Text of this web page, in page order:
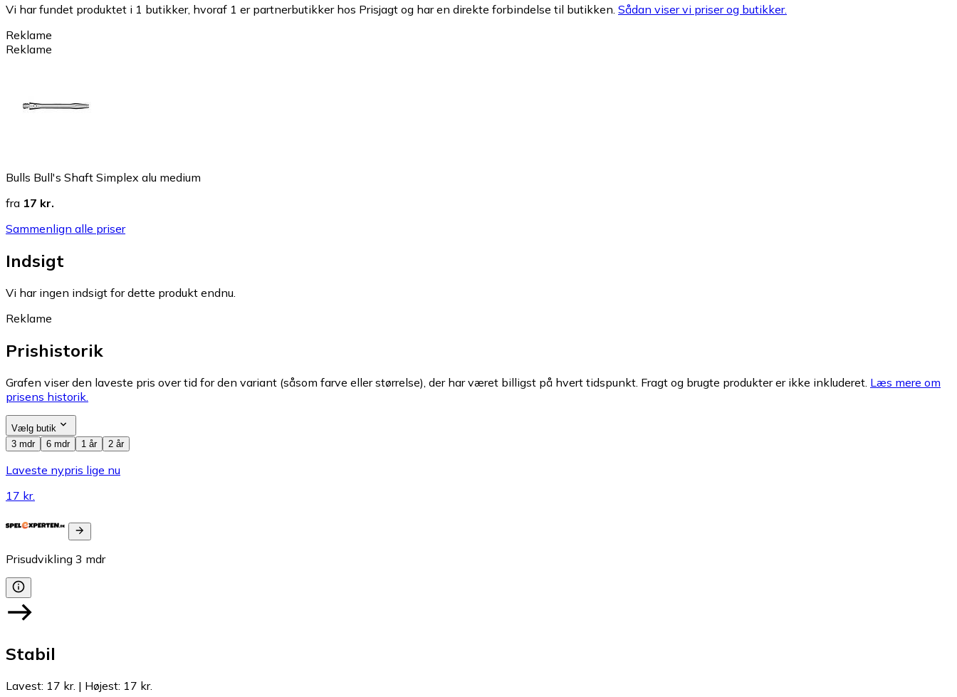
Vi har fundet produktet i 1 butikker, hvoraf 1 er partnerbutikker hos Prisjagt og har en direkte forbindelse til butikken. Sådan viser vi priser og butikker.
Reklame
Reklame
Bulls Bull's Shaft Simplex alu medium
fra 17 kr.
Sammenlign alle priser
Indsigt
Vi har ingen indsigt for dette produkt endnu.
Reklame
Prishistorik
Grafen viser den laveste pris over tid for den variant (såsom farve eller størrelse), der har været billigst på hvert tidspunkt. Fragt og brugte produkter er ikke inkluderet. Læs mere om
prisens historik.
Vælg butik
3 mdr
6 mdr 1 år 2 år
Laveste nypris lige nu
17 kr.
Prisudvikling 3 mdr
Stabil
Lavest: 17 kr. | Højest: 17 kr.